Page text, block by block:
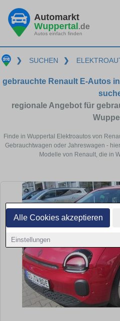
Alle Cookies akzeptieren
Einstellungen
Automarkt
Wuppertal.de
Autos einfach finden
❯ SUCHEN ❯
gebrauchte Renault E-Autos
regionale Angebot für
Finde in Wuppertal Elektroautos von
Gebrauchtwagen oder Jahreswagen -
Modelle von Renault, die in